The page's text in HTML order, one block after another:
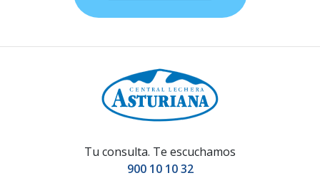
Tu consulta. Te escuchamos
900 10 10 32